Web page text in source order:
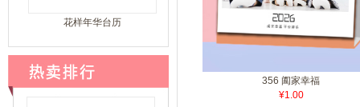
花样年华台历
356 阖家幸福
¥1.00